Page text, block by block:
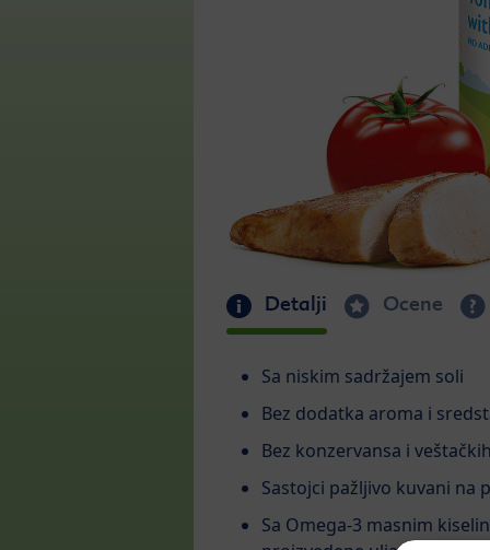
Detalji Ocene
Sa niskim sadržajem soli
Bez dodatka aroma i
Bez konzervansa i
Sastojci pažljivo kuvani na
Sa Omega-3 masnim